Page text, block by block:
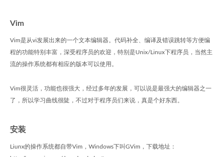
Vim
Vim是从vi发展出来的一个文本编辑器。代码补全、编译及错误跳转等方便编
程的功能特别丰富，深受程序员的欢迎，特别是Unix/Linux下程序员，当然主
流的操作系统都有相应的版本可以使用。
Vim很灵活，功能也很强大，经过多年的发展，可以说是最强大的编辑器之一
了，所以学习曲线很陡，不过对于程序员们来说，真是个好东西。
安装
Liunx的操作系统都自带Vim，Windows下叫GVim，下载地址：